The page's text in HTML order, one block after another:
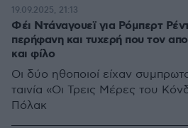
Φέι Ντάναγουεϊ για Ρόμπερτ
περήφανη και τυχερή που τον
και φίλο
Οι δύο ηθοποιοί είχαν
ταινία «Οι Τρεις Μέρες του
Πόλακ
19.09.2025, 21:13